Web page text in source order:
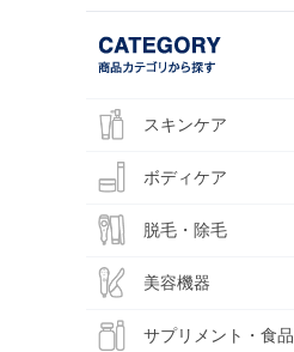
スキンケア
ボディケア
脱毛・除毛
美容機器
サプリメント・食品